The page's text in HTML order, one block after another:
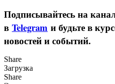
Подписывайтесь на
в Telegram и будьте в
новостей и событий.
Share
Загрузка
Share